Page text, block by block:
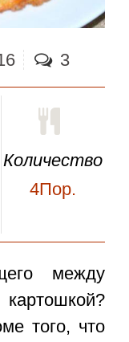
3
Количество
4Пор.
между
того, что